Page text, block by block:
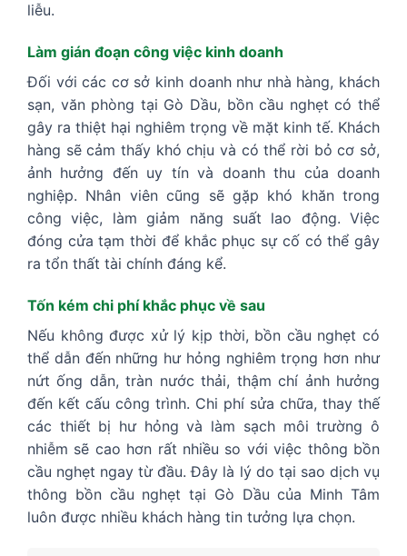
liễu.
Làm gián đoạn công việc kinh doanh
Đối với các cơ sở kinh doanh như nhà hàng, khách
sạn, văn phòng tại Gò Dầu, bồn cầu nghẹt có thể
gây ra thiệt hại nghiêm trọng về mặt kinh tế. Khách
hàng sẽ cảm thấy khó chịu và có thể rời bỏ cơ sở,
ảnh hưởng đến uy tín và doanh thu của doanh
nghiệp. Nhân viên cũng sẽ gặp khó khăn trong
công việc, làm giảm năng suất lao động. Việc
đóng cửa tạm thời để khắc phục sự cố có thể gây
ra tổn thất tài chính đáng kể.
Tốn kém chi phí khắc phục về sau
Nếu không được xử lý kịp thời, bồn cầu nghẹt có
thể dẫn đến những hư hỏng nghiêm trọng hơn như
nứt ống dẫn, tràn nước thải, thậm chí ảnh hưởng
đến kết cấu công trình. Chi phí sửa chữa, thay thế
các thiết bị hư hỏng và làm sạch môi trường ô
nhiễm sẽ cao hơn rất nhiều so với việc thông bồn
cầu nghẹt ngay từ đầu. Đây là lý do tại sao dịch vụ
thông bồn cầu nghẹt tại Gò Dầu của Minh Tâm
luôn được nhiều khách hàng tin tưởng lựa chọn.